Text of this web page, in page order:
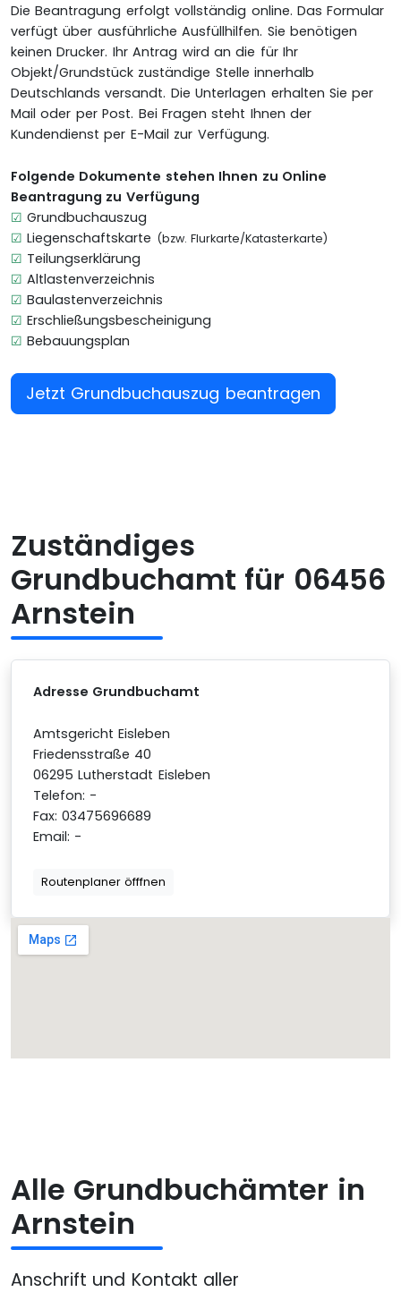
Die Beantragung erfolgt vollständig online. Das Formular
verfügt über ausführliche Ausfüllhilfen. Sie benötigen
keinen Drucker. Ihr Antrag wird an die für Ihr
Objekt/Grundstück zuständige Stelle innerhalb
Deutschlands versandt. Die Unterlagen erhalten Sie per
Mail oder per Post. Bei Fragen steht Ihnen der
Kundendienst per E-Mail zur Verfügung.
Folgende Dokumente stehen Ihnen zu Online
Beantragung zu Verfügung
☑Grundbuchauszug
☑Liegenschaftskarte (bzw. Flurkarte/Katasterkarte)
☑ Teilungserklärung
☑Altlastenverzeichnis
☑Baulastenverzeichnis
☑Erschließungsbescheinigung
☑Bebauungsplan
Jetzt Grundbuchauszug beantragen
Zuständiges
Grundbuchamt für 06456
Arnstein
Adresse Grundbuchamt
Amtsgericht Eisleben
Friedensstraße 40
06295 Lutherstadt Eisleben
Telefon: -
Fax: 03475696689
Email: -
Routenplaner öfffnen
Alle Grundbuchämter in
Arnstein
Anschrift und Kontakt aller